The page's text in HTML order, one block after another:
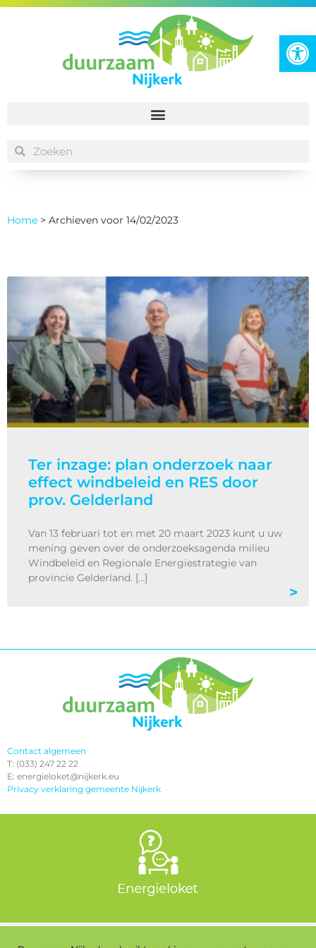
Home > Archieven voor 14/02/2023
Ter inzage: plan onderzoek naar
effect windbeleid en RES door
prov. Gelderland
Van 13 februari tot en met 20 maart 2023 kunt u uw
mening geven over de onderzoeksagenda milieu
Windbeleid en Regionale Energiestrategie van
provincie Gelderland. […]
>
Contact algemeen
T: (033) 247 22 22
E: energieloket@nijkerk.eu
Privacy verklaring gemeente Nijkerk